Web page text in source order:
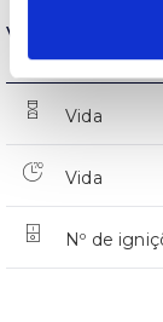
Vida
Vida
Vida
Nº de